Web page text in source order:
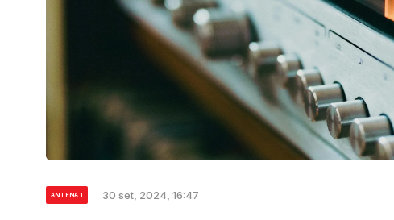
ANTENA 1 30 set, 2024, 16:47